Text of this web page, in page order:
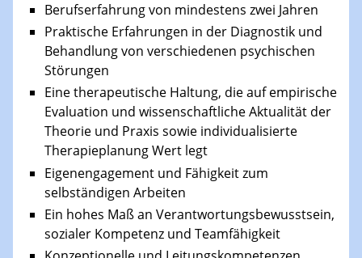
Berufserfahrung von mindestens zwei Jahren
Praktische Erfahrungen in der Diagnostik und
Behandlung von verschiedenen psychischen
Störungen
Eine therapeutische Haltung, die auf empirische
Evaluation und wissenschaftliche Aktualität der
Theorie und Praxis sowie individualisierte
Therapieplanung Wert legt
Eigenengagement und Fähigkeit zum
selbständigen Arbeiten
Ein hohes Maß an Verantwortungsbewusstsein,
sozialer Kompetenz und Teamfähigkeit